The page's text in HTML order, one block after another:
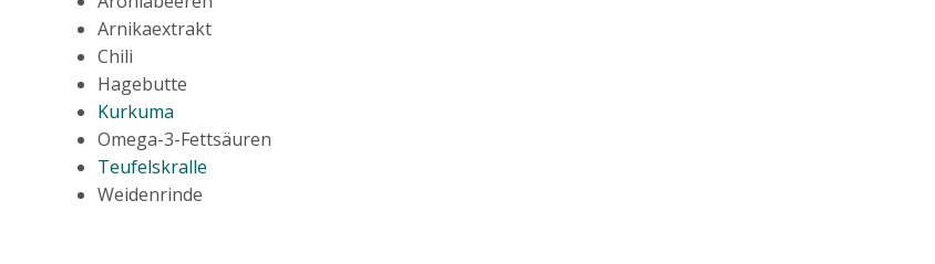
Arnikaextrakt
Chili
Hagebutte
Kurkuma
Omega-3-Fettsäuren
Teufelskralle
Weidenrinde